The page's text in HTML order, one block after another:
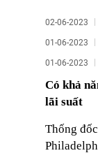
02-06-2023
01-06-2023
01-06-2023
Có khả
lãi suất
Thống